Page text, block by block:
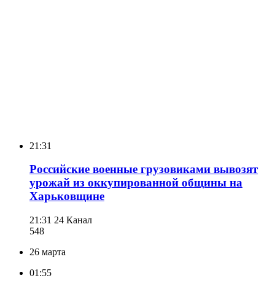
21:31
Российские военные грузовиками вывозят
урожай из оккупированной общины на
Харьковщине
21:31 24 Канал
548
26 марта
01:55